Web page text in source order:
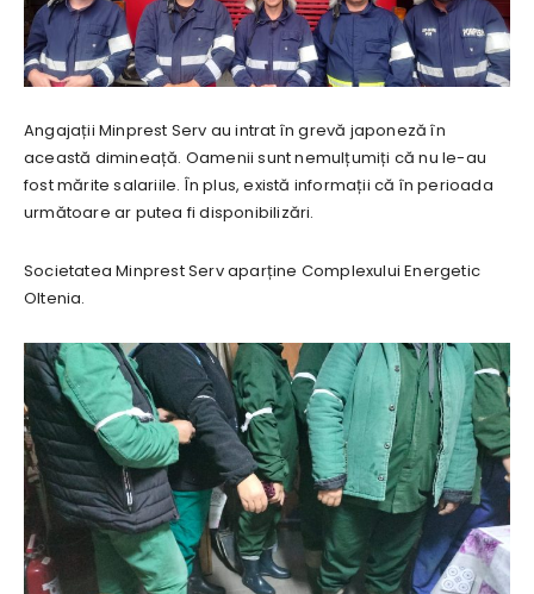
Angajații Minprest Serv au intrat în grevă japoneză în
această dimineață. Oamenii sunt nemulțumiți că nu le-au
fost mărite salariile. În plus, există informații că în perioada
următoare ar putea fi disponibilizări.
Societatea Minprest Serv aparține Complexului Energetic
Oltenia.